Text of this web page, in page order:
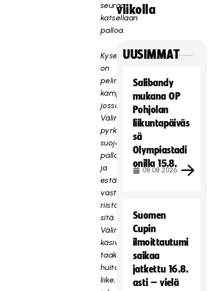
seuraa
katsellaan
palloa.
Kyseessä
on
pelinomainen
kamppailutilanne,
jossa
Välimaa
pyrkii
suojaamaan
palloa
ja
estämään
vastapelaajaa
riistämästä
sitä.
Välimaan
käsivarren
taaksepäin
huitaiseva
liike,
viikolla
UUSIMMAT
Salibandy
mukana OP
Pohjolan
liikuntapäiväs
sä
Olympiastadi
onilla 15.8.
08.08.2026
Suomen
Cupin
ilmoittautumi
saikaa
jatkettu 16.8.
asti – vielä